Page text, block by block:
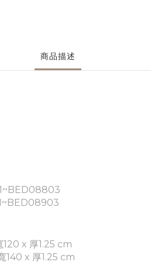
商品描述
120 x 厚1.25 cm
140 x 厚1.25 cm